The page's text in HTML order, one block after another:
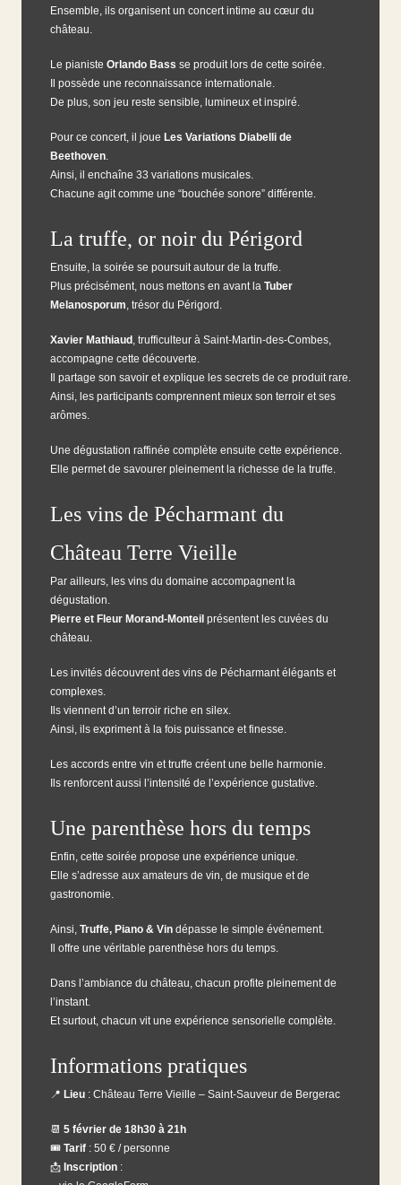
Ensemble, ils organisent un concert intime au cœur du
château.
Le pianiste Orlando Bass se produit lors de cette soirée.
Il possède une reconnaissance internationale.
De plus, son jeu reste sensible, lumineux et inspiré.
Pour ce concert, il joue Les Variations Diabelli de
Beethoven.
Ainsi, il enchaîne 33 variations musicales.
Chacune agit comme une “bouchée sonore” différente.
La truffe, or noir du Périgord
Ensuite, la soirée se poursuit autour de la truffe.
Plus précisément, nous mettons en avant la Tuber
Melanosporum, trésor du Périgord.
Xavier Mathiaud , trufficulteur à Saint-Martin-des-Combes,
accompagne cette découverte.
Il partage son savoir et explique les secrets de ce produit rare.
Ainsi, les participants comprennent mieux son terroir et ses
arômes.
Une dégustation raffinée complète ensuite cette expérience.
Elle permet de savourer pleinement la richesse de la truffe.
Les vins de Pécharmant du
Château Terre Vieille
Par ailleurs, les vins du domaine accompagnent la
dégustation.
Pierre et Fleur Morand-Monteil présentent les cuvées du
château.
Les invités découvrent des vins de Pécharmant élégants et
complexes.
Ils viennent d’un terroir riche en silex.
Ainsi, ils expriment à la fois puissance et finesse.
Les accords entre vin et truffe créent une belle harmonie.
Ils renforcent aussi l’intensité de l’expérience gustative.
Une parenthèse hors du temps
Enfin, cette soirée propose une expérience unique.
Elle s’adresse aux amateurs de vin, de musique et de
gastronomie.
Ainsi, Truffe, Piano & Vin dépasse le simple événement.
Il offre une véritable parenthèse hors du temps.
Dans l’ambiance du château, chacun profite pleinement de
l’instant.
Et surtout, chacun vit une expérience sensorielle complète.
Informations pratiques
📍 Lieu : Château Terre Vieille – Saint-Sauveur de Bergerac
📆 5 février de 18h30 à 21h
🎟 Tarif : 50 € / personne
📩 Inscription :